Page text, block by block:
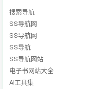
搜索导航
SS导航网
SS导航网
SS导航
SS导航网站
电子书网站大全
AI工具集